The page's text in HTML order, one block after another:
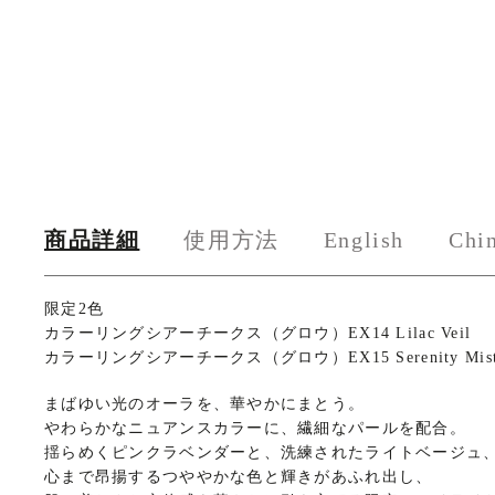
商品詳細 使用方法 English
商
品
詳
細
限定2色
カラーリングシアーチークス（グロウ）EX14 Lilac Veil
カラーリングシアーチークス（グロウ）EX15 Serenity
まばゆい光のオーラを、華やかにまとう。
やわらかなニュアンスカラーに、繊細なパールを配合。
揺らめくピンクラベンダーと、洗練されたライトベージュ、
心まで昂揚するつややかな色と輝きがあふれ出し、